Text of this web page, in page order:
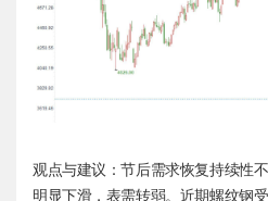
观点与建议：节后需求恢复持续性
明显下滑，表需转弱。近期螺纹钢